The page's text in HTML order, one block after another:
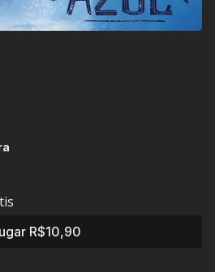
Anos depois, Zolah volta à
encontra com o passado que
R$10,90